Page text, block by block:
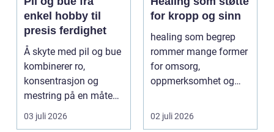
enkel hobby til
presis ferdighet
Å skyte med pil og bue
kombinerer ro,
konsentrasjon og
mestring på en måte
få andre aktiviteter
gjør...
03 juli 2026
for kropp og sinn
healing som begrep
rommer mange former
for omsorg,
oppmerksomhet og
som mål å s...
02 juli 2026